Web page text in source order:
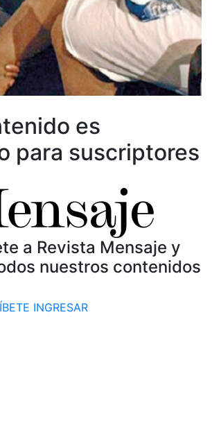
es
para suscriptores
a Revista Mensaje y
nuestros contenidos
INGRESAR